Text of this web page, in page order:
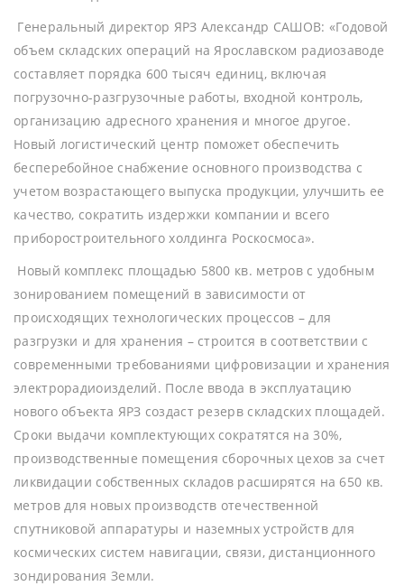
Генеральный директор ЯРЗ Александр САШОВ: «Годовой
объем складских операций на Ярославском радиозаводе
составляет порядка 600 тысяч единиц, включая
погрузочно-разгрузочные работы, входной контроль,
организацию адресного хранения и многое другое.
Новый логистический центр поможет обеспечить
бесперебойное снабжение основного производства с
учетом возрастающего выпуска продукции, улучшить ее
качество, сократить издержки компании и всего
приборостроительного холдинга Роскосмоса».
Новый комплекс площадью 5800 кв. метров с удобным
зонированием помещений в зависимости от
происходящих технологических процессов – для
разгрузки и для хранения – строится в соответствии с
современными требованиями цифровизации и хранения
электрорадиоизделий. После ввода в эксплуатацию
нового объекта ЯРЗ создаст резерв складских площадей.
Сроки выдачи комплектующих сократятся на 30%,
производственные помещения сборочных цехов за счет
ликвидации собственных складов расширятся на 650 кв.
метров для новых производств отечественной
спутниковой аппаратуры и наземных устройств для
космических систем навигации, связи, дистанционного
зондирования Земли.